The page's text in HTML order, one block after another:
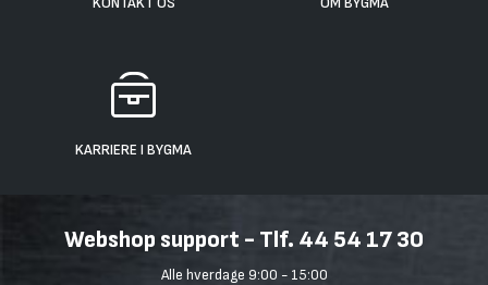
KARRIERE I BYGMA
Webshop support - Tlf. 44 54 17 30
Alle hverdage 9:00 - 15:00